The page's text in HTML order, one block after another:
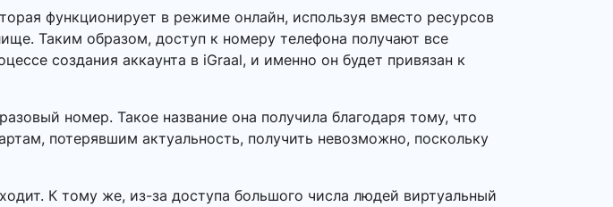
функционирует в режиме онлайн, используя вместо ресурсов
Таким образом, доступ к номеру телефона получают все
создания аккаунта в iGraal, и именно он будет привязан к
номер. Такое название она получила благодаря тому, что
потерявшим актуальность, получить невозможно, поскольку
К тому же, из-за доступа большого числа людей виртуальный